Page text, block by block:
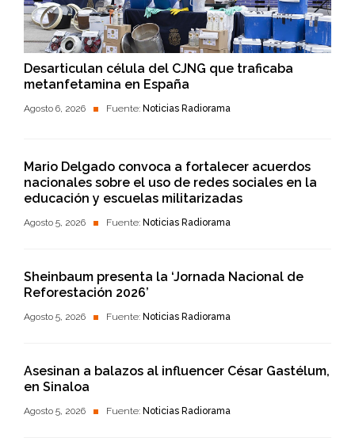
Desarticulan célula del CJNG que traficaba
metanfetamina en España
Agosto 6, 2026 Fuente: Noticias Radiorama
Mario Delgado convoca a fortalecer acuerdos
nacionales sobre el uso de redes sociales en la
educación y escuelas militarizadas
Agosto 5, 2026 Fuente: Noticias Radiorama
Sheinbaum presenta la ‘Jornada Nacional de
Reforestación 2026’
Agosto 5, 2026 Fuente: Noticias Radiorama
Asesinan a balazos al influencer César Gastélum,
en Sinaloa
Agosto 5, 2026 Fuente: Noticias Radiorama